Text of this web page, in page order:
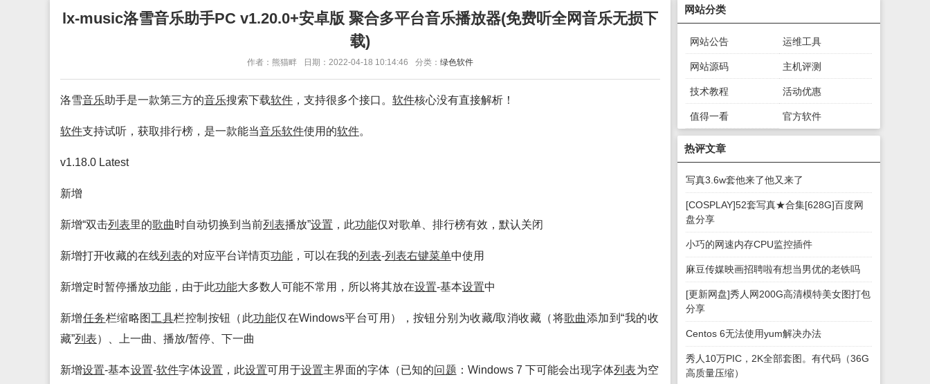
lx-music洛雪音乐助手PC v1.20.0+安卓版 聚合多平台音乐播放器(免费听全网音乐无损下
载)
作者：熊猫畔 日期：2022-04-18 10:14:46 分类：绿色软件
洛雪音乐助手是一款第三方的音乐搜索下载软件 ，支持很多个接口。 软件核心没有直接解析！
软件支持试听，获取排行榜，是一款能当音乐软件使用的软件。
v1.18.0 Latest
新增
新增“双击列表里的歌曲时自动切换到当前列表播放”设置 ，此功能仅对歌单、排行榜有效，默认关闭
新增打开收藏的在线列表的对应平台详情页功能 ，可以在我的列表-列表右键菜单中使用
新增定时暂停播放功能 ，由于此功能大多数人可能不常用，所以将其放在设置-基本设置中
新增任务栏缩略图 工具栏控制按钮（此功能仅在Windows平台可用），按钮分别为收藏/取消收藏（将歌曲添加到“我的收
藏”列表）、上一曲、播放/暂停、下一曲
新增设置-基本设置-软件字体设置 ，此设置可用于设置主界面的字体（已知的问题 ：Windows 7 下可能会出现字体列表为空
网站分类
网站公告 运维工具
网站源码 主机评测
技术教程 活动优惠
值得一看
绿色软件
官方软件
热评文章
写真3.6w套他来了他又来了
[COSPLAY]52套写真★合集[628G]百度网
盘分享
小巧的网速内存CPU监控插件
麻豆传媒映画招聘啦有想当男优的老铁吗
[更新网盘]秀人网200G高清模特美女图打包
分享
Centos 6无法使用yum解决办法
秀人10万PIC，2K全部套图。有代码（36G
高质量压缩）